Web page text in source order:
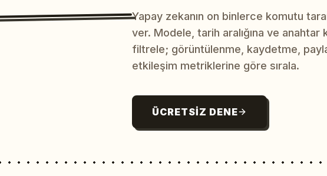
Yapay zekanın on binlerce komutu
ver. Modele, tarih aralığına ve anahtar
filtrele; görüntülenme, kaydetme,
etkileşim metriklerine göre sırala.
ÜCRETSIZ DENE